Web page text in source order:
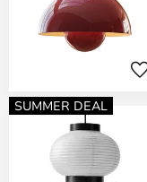
SUMMER DEAL